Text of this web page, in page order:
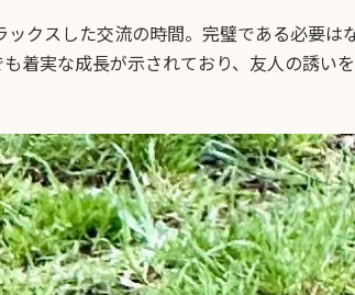
クスした交流の時間。完璧である必要は
実な成長が示されており、友人の誘い